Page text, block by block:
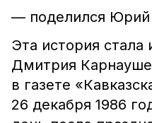
— поделился Юрий
Эта история стала
Дмитрия
в газете
26 декабря 1986